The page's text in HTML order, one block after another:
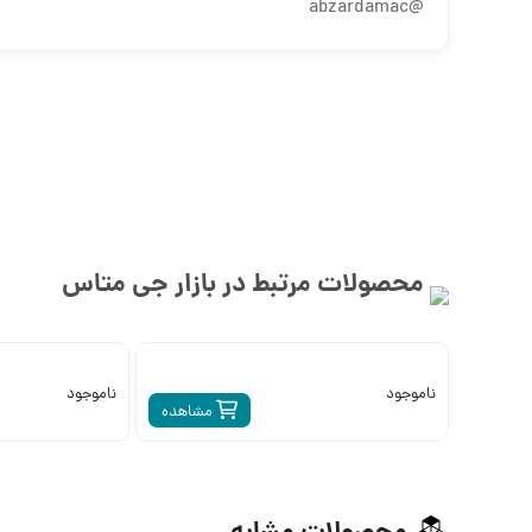
@abzardamac
محصولات مرتبط در بازارجی متاس
مشاهده
ناموجود ناموجود